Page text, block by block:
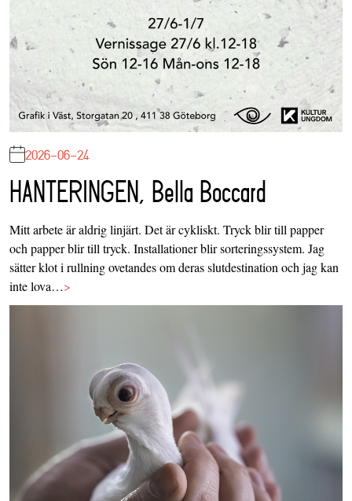
2026-06-24
HANTERINGEN, Bella Boccard
Mitt arbete är aldrig linjärt. Det är cykliskt. Tryck blir till papper
och papper blir till tryck. Installationer blir sorteringssystem. Jag
sätter klot i rullning ovetandes om deras slutdestination och jag kan
inte lova…>